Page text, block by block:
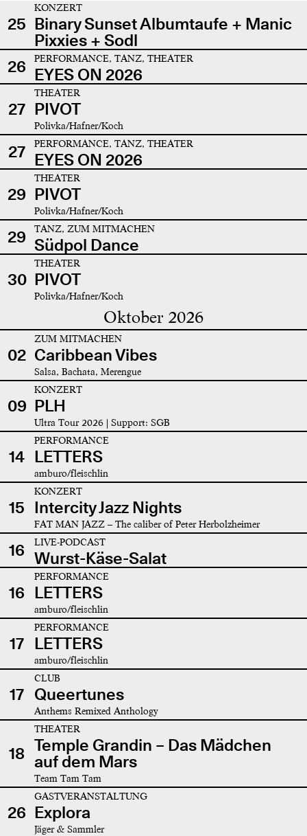
25
KONZERT
Binary Sunset Albumtaufe + Manic
Pixxies + Sodl
26
PERFORMANCE, TANZ, THEATER
EYES ON 2026
27
THEATER
PIVOT
Polivka/Hafner/Koch
27 PERFORMANCE, TANZ, THEATER
EYES ON 2026
29
THEATER
PIVOT
Polivka/Hafner/Koch
29 TANZ, ZUM MITMACHEN
Südpol Dance
30
THEATER
PIVOT
Polivka/Hafner/Koch
Oktober 2026
02
ZUM MITMACHEN
Caribbean Vibes
Salsa, Bachata, Merengue
09
KONZERT
PLH
Ultra Tour 2026 | Support: SGB
14
PERFORMANCE
LETTERS
amburo/fleischlin
15
KONZERT
Intercity Jazz Nights
FAT MAN JAZZ – The caliber of Peter Herbolzheimer
16 LIVE-PODCAST
Wurst-Käse-Salat
16
PERFORMANCE
LETTERS
amburo/fleischlin
17
PERFORMANCE
LETTERS
amburo/fleischlin
17
CLUB
Queertunes
Anthems Remixed Anthology
18
THEATER
Temple Grandin – Das Mädchen
auf dem Mars
Team Tam Tam
26
GASTVERANSTALTUNG
Explora
Jäger & Sammler